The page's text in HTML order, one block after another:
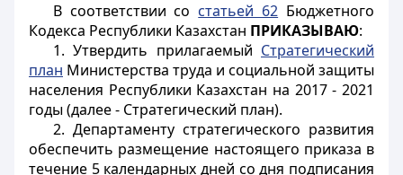
В соответствии со статьей 62 Бюджетного
Кодекса Республики Казахстан ПРИКАЗЫВАЮ:
1. Утвердить прилагаемый Стратегический
план Министерства труда и социальной защиты
населения Республики Казахстан на 2017 - 2021
годы (далее - Стратегический план).
2. Департаменту стратегического развития
обеспечить размещение настоящего приказа в
течение 5 календарных дней со дня подписания